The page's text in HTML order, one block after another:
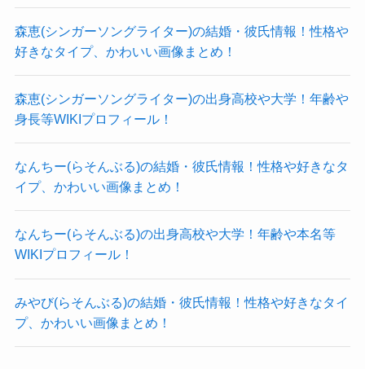
それほど身長に差がありません。
男性の身長がどれほどのものかわかりませんが
平均的な日本人の身長と考えた場合
172cm
森恵(シンガーソングライター)の結婚・彼氏情報！性格や
好きなタイプ、かわいい画像まとめ！
森恵(シンガーソングライター)の出身高校や大学！年齢や
身長等WIKIプロフィール！
なんちー(らそんぶる)の結婚・彼氏情報！性格や好きなタ
イプ、かわいい画像まとめ！
なんちー(らそんぶる)の出身高校や大学！年齢や本名等
WIKIプロフィール！
みやび(らそんぶる)の結婚・彼氏情報！性格や好きなタイ
プ、かわいい画像まとめ！